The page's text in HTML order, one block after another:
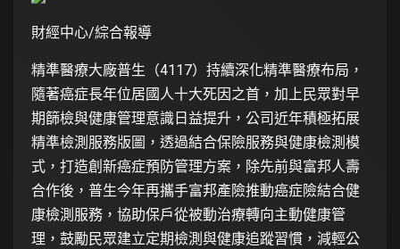
財經中心/綜合報導
精準醫療大廠普生（4117）持續深化精準醫療布局，
隨著癌症長年位居國人十大死因之首，加上民眾對早
期篩檢與健康管理意識日益提升，公司近年積極拓展
精準檢測服務版圖，透過結合保險服務與健康檢測模
式，打造創新癌症預防管理方案，除先前與富邦人壽
合作後，普生今年再攜手富邦產險推動癌症險結合健
康檢測服務，協助保戶從被動治療轉向主動健康管
理，鼓勵民眾建立定期檢測與健康追蹤習慣，減輕公